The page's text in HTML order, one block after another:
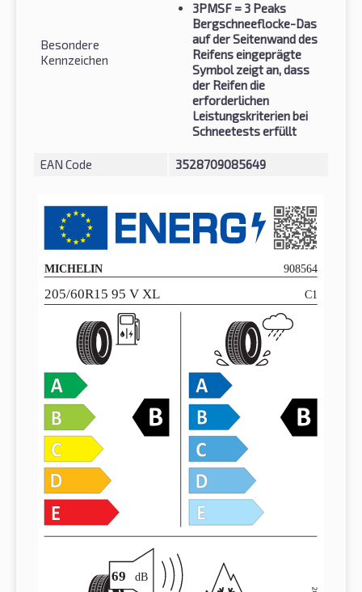
Besondere
Kennzeichen
3PMSF = 3 Peaks
Bergschneeflocke-Das
auf der Seitenwand des
Reifens eingeprägte
Symbol zeigt an, dass
der Reifen die
erforderlichen
Leistungskriterien bei
Schneetests erfüllt
EAN Code 3528709085649